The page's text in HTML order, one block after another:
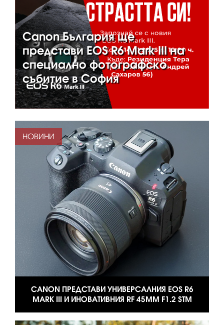
Canon България ще
представи EOS R6 Mark III на
специално фотографско
събитие в София
CANON ПРЕДСТАВИ УНИВЕРСАЛНИЯ EOS R6
MARK III И ИНОВАТИВНИЯ RF 45MM F1.2 STM
НОВИНИ